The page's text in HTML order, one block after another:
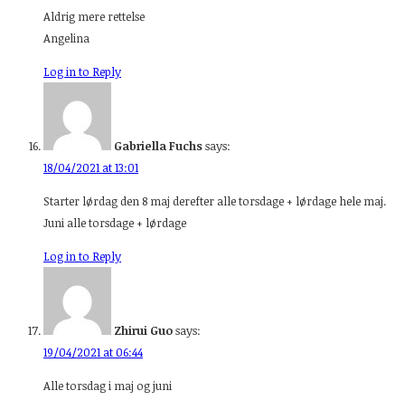
Aldrig mere rettelse
Angelina
Log in to Reply
Gabriella Fuchssays:
18/04/2021 at 13:01
Starter lørdag den 8 maj derefter alle torsdage + lørdage hele maj.
Juni alle torsdage + lørdage
Log in to Reply
Zhirui Guosays:
19/04/2021 at 06:44
Alle torsdag i maj og juni